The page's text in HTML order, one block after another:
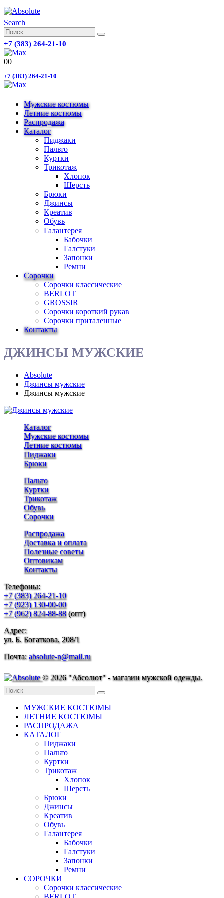
Search
+7 (383) 264-21-10
00
+7 (383) 264-21-10
Мужские костюмы
Летние костюмы
Распродажа
Каталог
Пиджаки
Пальто
Куртки
Трикотаж
Хлопок
Шерсть
Брюки
Джинсы
Креатив
Обувь
Галантерея
Бабочки
Галстуки
Запонки
Ремни
Сорочки
Сорочки классические
BERLOT
GROSSIR
Сорочки короткий рукав
Сорочки приталенные
Контакты
ДЖИНСЫ МУЖСКИЕ
Absolute
Джинсы мужские
Джинсы мужские
Каталог
Мужские костюмы
Летние костюмы
Пиджаки
Брюки
Пальто
Куртки
Трикотаж
Обувь
Сорочки
Распродажа
Доставка и оплата
Полезные советы
Оптовикам
Контакты
Телефоны:
+7 (383) 264-21-10
+7 (923) 130-00-00
+7 (962) 824-88-88(опт)
Адрес:
ул. Б. Богаткова, 208/1
Почта:absolute-n@mail.ru
© 2026 "Абсолют" - магазин мужской одежды.
МУЖСКИЕ КОСТЮМЫ
ЛЕТНИЕ КОСТЮМЫ
РАСПРОДАЖА
КАТАЛОГ
Пиджаки
Пальто
Куртки
Трикотаж
Хлопок
Шерсть
Брюки
Джинсы
Креатив
Обувь
Галантерея
Бабочки
Галстуки
Запонки
Ремни
СОРОЧКИ
Сорочки классические